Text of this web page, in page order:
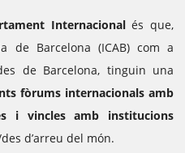
Internacionalés que,
de Barcelona (ICAB) com a
de Barcelona, tinguin una
fòrums internacionals amb
i vincles amb institucions
d’arreu del món.